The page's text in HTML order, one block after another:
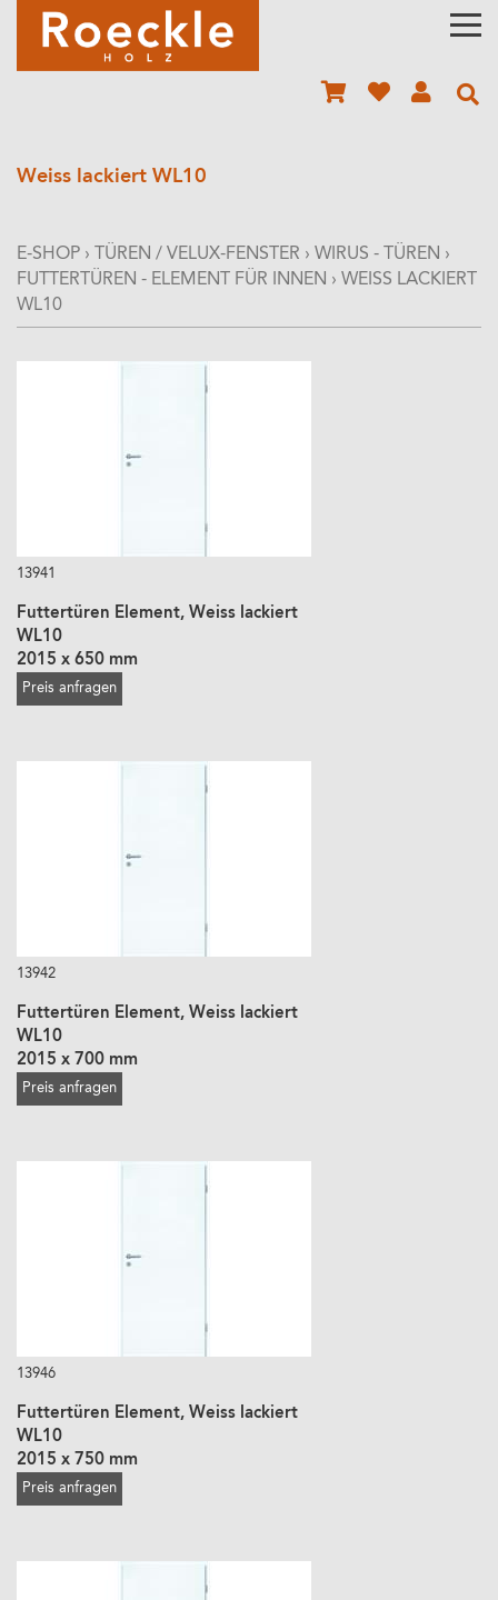
Weiss lackiert WL10
E-SHOP › TÜREN / VELUX-FENSTER › WIRUS - TÜREN ›
FUTTERTÜREN - ELEMENT FÜR INNEN › WEISS LACKIERT
WL10
13941
Futtertüren Element, Weiss lackiert
WL10
2015 x 650 mm
Preis anfragen
13942
Futtertüren Element, Weiss lackiert
WL10
2015 x 700 mm
Preis anfragen
13946
Futtertüren Element, Weiss lackiert
WL10
2015 x 750 mm
Preis anfragen